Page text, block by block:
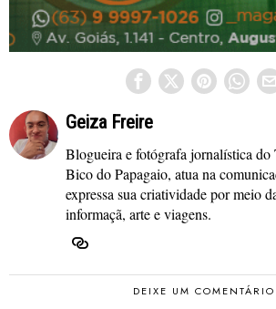
Geiza Freire
Blogueira e fotógrafa jornalística do
Bico do Papagaio, atua na
expressa sua criatividade por meio
informaçã, arte e viagens.
DEIXE UM COMENTÁRIO